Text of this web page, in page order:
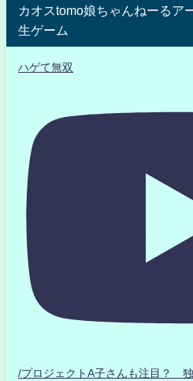
カオスtomo娘ちゃんねーるア
生ゲーム
ハゲて無双
/プロジェクトA子さんも注目？